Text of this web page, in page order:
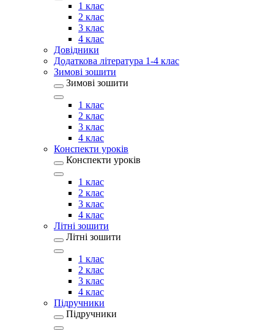
1 клас
2 клас
3 клас
4 клас
Довідники
Додаткова література 1-4 клас
Зимові зошити
Зимові зошити
1 клас
2 клас
3 клас
4 клас
Конспекти уроків
Конспекти уроків
1 клас
2 клас
3 клас
4 клас
Літні зошити
Літні зошити
1 клас
2 клас
3 клас
4 клас
Підручники
Підручники